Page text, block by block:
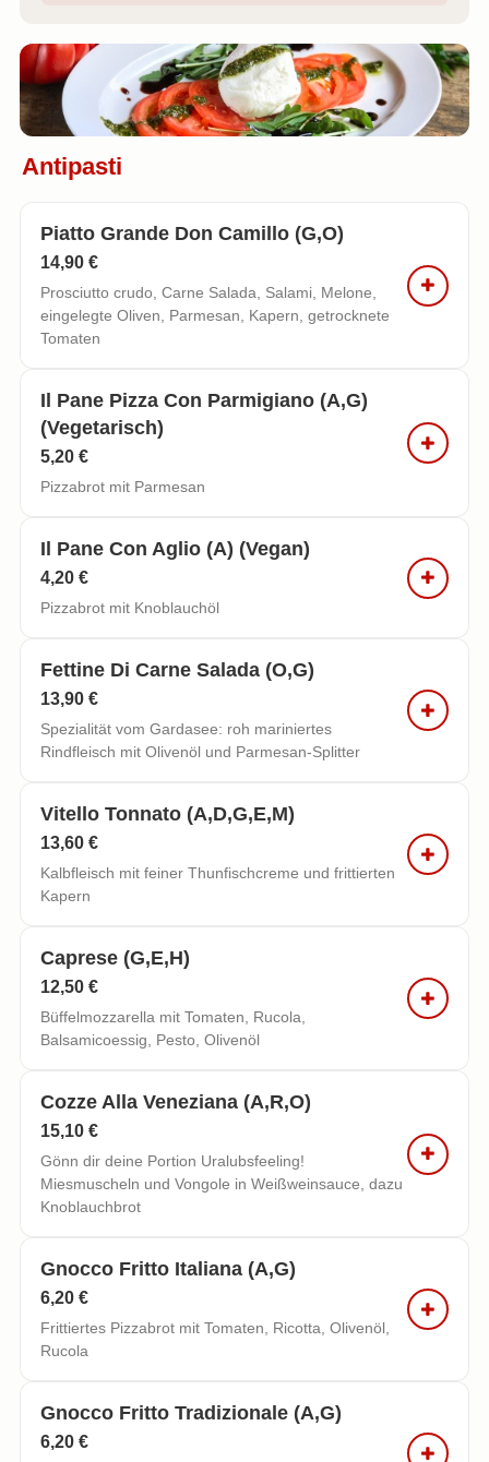
Antipasti
Piatto Grande Don Camillo (g,o)
14,90 €
Prosciutto crudo, Carne Salada, Salami, Melone,
eingelegte Oliven, Parmesan, Kapern, getrocknete
Tomaten
Il Pane Pizza Con Parmigiano (a,g)
(vegetarisch)
5,20 €
Pizzabrot mit Parmesan
Il Pane Con Aglio (a) (vegan)
4,20 €
Pizzabrot mit Knoblauchöl
Fettine Di Carne Salada (o,g)
13,90 €
Spezialität vom Gardasee: roh mariniertes
Rindfleisch mit Olivenöl und Parmesan-Splitter
Vitello Tonnato (a,d,g,e,m)
13,60 €
Kalbfleisch mit feiner Thunfischcreme und frittierten
Kapern
Caprese (g,e,h)
12,50 €
Büffelmozzarella mit Tomaten, Rucola,
Balsamicoessig, Pesto, Olivenöl
Cozze Alla Veneziana (a,r,o)
15,10 €
Gönn dir deine Portion Uralubsfeeling!
Miesmuscheln und Vongole in Weißweinsauce, dazu
Knoblauchbrot
Gnocco Fritto Italiana (a,g)
6,20 €
Frittiertes Pizzabrot mit Tomaten, Ricotta, Olivenöl,
Rucola
Gnocco Fritto Tradizionale (a,g)
6,20 €